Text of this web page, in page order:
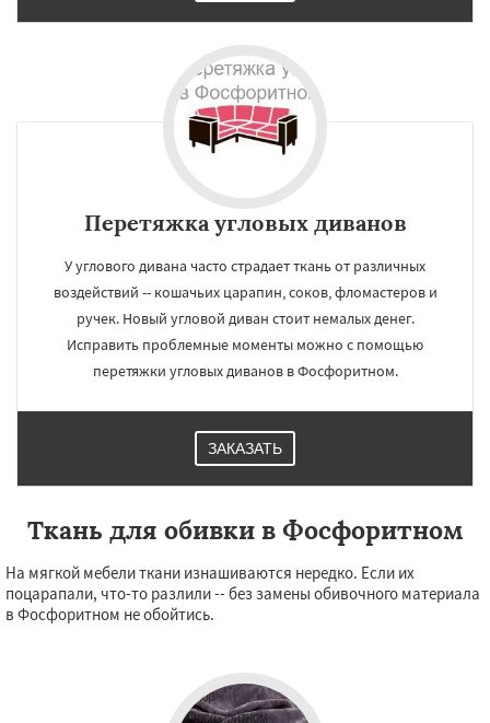
Перетяжка угловых диванов
У углового дивана часто страдает ткань от различных
воздействий -- кошачьих царапин, соков, фломастеров и
ручек. Новый угловой диван стоит немалых денег.
Исправить проблемные моменты можно с помощью
перетяжки угловых диванов в Фосфоритном.
ЗАКАЗАТЬ
Ткань для обивки в Фосфоритном
На мягкой мебели ткани изнашиваются нередко. Если их
поцарапали, что-то разлили -- без замены обивочного материала
в Фосфоритном не обойтись.